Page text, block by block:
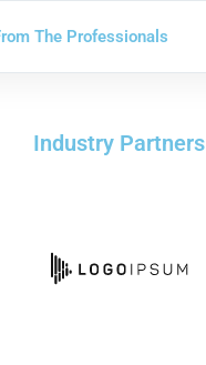
The Professionals
Industry Partners